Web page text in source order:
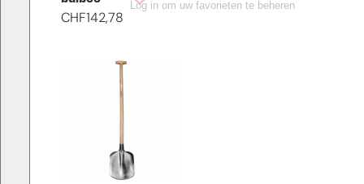
CHF142,78
Log in om uw favorieten te beheren